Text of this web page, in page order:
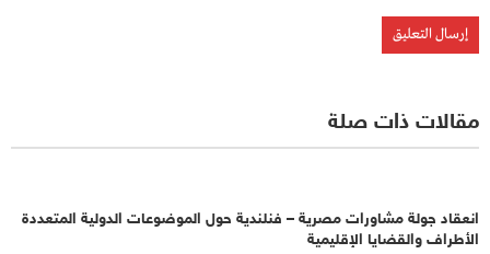
مقالات ذات صلة
انعقاد جولة مشاورات مصرية – فنلندية حول الموضوعات الدولية المتعددة
الأطراف والقضايا الإقليمية